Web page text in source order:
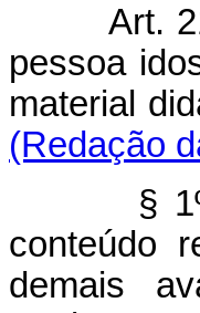
Art.
pessoa
material
(Redação
§
conteúdo
demais